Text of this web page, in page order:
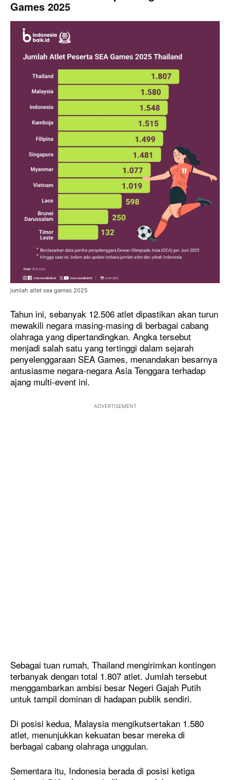
Games 2025
jumlah atlet sea games 2025
Tahun ini, sebanyak 12.506 atlet dipastikan akan turun
mewakili negara masing-masing di berbagai cabang
olahraga yang dipertandingkan. Angka tersebut
menjadi salah satu yang tertinggi dalam sejarah
penyelenggaraan SEA Games, menandakan besarnya
antusiasme negara-negara Asia Tenggara terhadap
ajang multi-event ini.
ADVERTISEMENT
Sebagai tuan rumah, Thailand mengirimkan kontingen
terbanyak dengan total 1.807 atlet. Jumlah tersebut
menggambarkan ambisi besar Negeri Gajah Putih
untuk tampil dominan di hadapan publik sendiri.
Di posisi kedua, Malaysia mengikutsertakan 1.580
atlet, menunjukkan kekuatan besar mereka di
berbagai cabang olahraga unggulan.
Sementara itu, Indonesia berada di posisi ketiga